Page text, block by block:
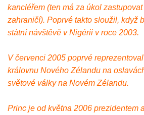
kancléřem (ten má za úkol
zahraničí). Poprvé takto sloužil, když
státní návštěvě v Nigérii v roce 2003.
V červenci 2005 poprvé
královnu Nového Zélandu na
světové války na Novém Zélandu.
Princ je od května 2006 prezidentem